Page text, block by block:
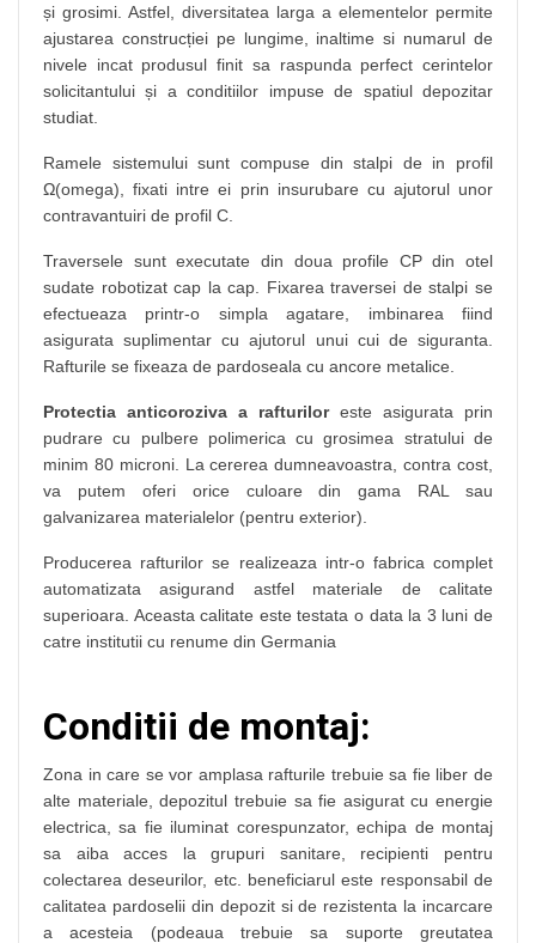
și grosimi. Astfel, diversitatea larga a elementelor permite
ajustarea construcției pe lungime, inaltime si numarul de
nivele incat produsul finit sa raspunda perfect cerintelor
solicitantului și a conditiilor impuse de spatiul depozitar
studiat.
Ramele sistemului sunt compuse din stalpi de in profil
Ω(omega), fixati intre ei prin insurubare cu ajutorul unor
contravantuiri de profil C.
Traversele sunt executate din doua profile CP din otel
sudate robotizat cap la cap. Fixarea traversei de stalpi se
efectueaza printr-o simpla agatare, imbinarea fiind
asigurata suplimentar cu ajutorul unui cui de siguranta.
Rafturile se fixeaza de pardoseala cu ancore metalice.
Protectia anticoroziva a rafturiloreste asigurata prin
pudrare cu pulbere polimerica cu grosimea stratului de
minim 80 microni. La cererea dumneavoastra, contra cost,
va putem oferi orice culoare din gama RAL sau
galvanizarea materialelor (pentru exterior).
Producerea rafturilor se realizeaza intr-o fabrica complet
automatizata asigurand astfel materiale de calitate
superioara. Aceasta calitate este testata o data la 3 luni de
catre institutii cu renume din Germania
Conditii de montaj:
Zona in care se vor amplasa rafturile trebuie sa fie liber de
alte materiale, depozitul trebuie sa fie asigurat cu energie
electrica, sa fie iluminat corespunzator, echipa de montaj
sa aiba acces la grupuri sanitare, recipienti pentru
colectarea deseurilor, etc. beneficiarul este responsabil de
calitatea pardoselii din depozit si de rezistenta la incarcare
a acesteia (podeaua trebuie sa suporte greutatea